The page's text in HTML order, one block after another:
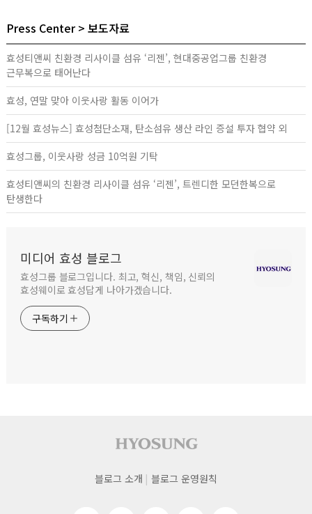
Press Center 보도자료
효성티앤씨 친환경 리사이클 섬유 ‘리젠’, 현대중공업그룹 친환경
근무복으로 태어난다
효성, 연말 맞아 이웃사랑 활동 이어가
[12월 효성뉴스] 효성첨단소재, 탄소섬유 생산 라인 증설 투자 협약 외
효성그룹, 이웃사랑 성금 10억원 기탁
효성티앤씨의 친환경 리사이클 섬유 ‘리젠’, 트렌디한 모던한복으로
탄생한다
미디어 효성 블로그
효성그룹 블로그입니다. 최고, 혁신, 책임, 신뢰의
효성웨이로 효성답게 나아가겠습니다.
구독하기
사이트 푸터
푸터
블로그 소개 블로그 운영원칙